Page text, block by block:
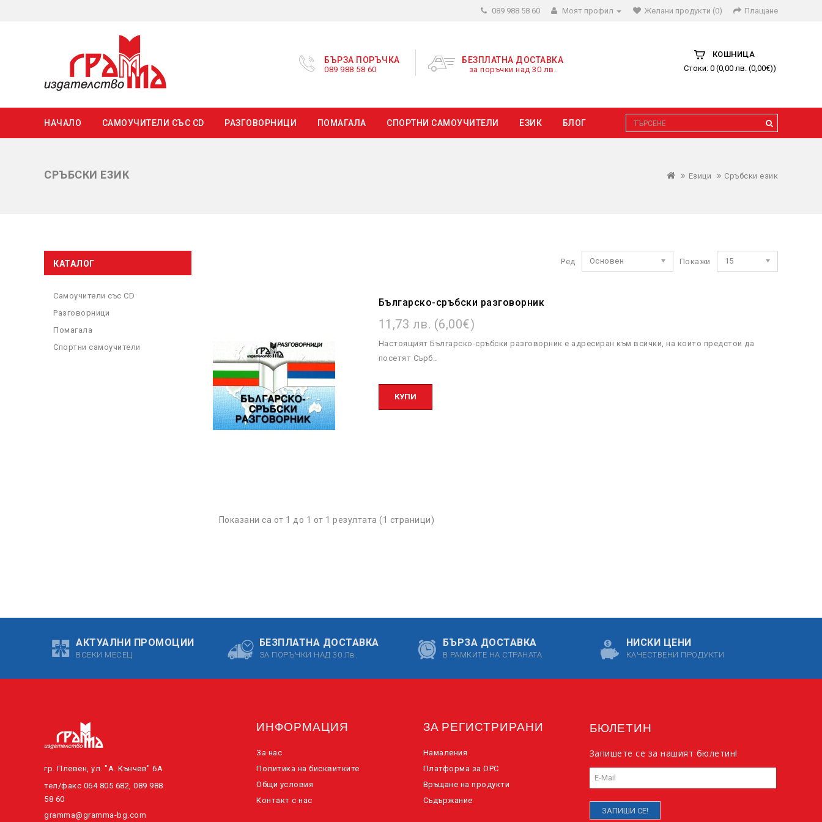
089 988 58 60 Моят профил Желани продукти (0) Плащане
БЪРЗА ПОРЪЧКА
089 988 58 60
БЕЗПЛАТНА ДОСТАВКА
за поръчки над 30 лв.
КОШНИЦА
Стоки: 0 (0,00 лв. (0,00€))
НАЧАЛО САМОУЧИТЕЛИ СЪС CD РАЗГОВОРНИЦИ ПОМАГАЛА СПОРТНИ САМОУЧИТЕЛИ ЕЗИК БЛОГ
СРЪБСКИ ЕЗИК Езици Сръбски език
КАТАЛОГ
Самоучители със CD
Разговорници
Помагала
Спортни самоучители
Ред Основен Покажи 15
Българско-сръбски разговорник
11,73 лв. (6,00€)
Настоящият Българско-сръбски разговорник е адресиран към всички, на които предстои да
посетят Сърб..
КУПИ
Показани са от 1 до 1 от 1 резултата (1 страници)
АКТУАЛНИ ПРОМОЦИИ
ВСЕКИ МЕСЕЦ
БЕЗПЛАТНА ДОСТАВКА
ЗА ПОРЪЧКИ НАД 30 Лв.
БЪРЗА ДОСТАВКА
В РАМКИТЕ НА СТРАНАТА
НИСКИ ЦЕНИ
КАЧЕСТВЕНИ ПРОДУКТИ
гр. Плевен, ул. "А. Кънчев" 6А
тел/факс 064 805 682, 089 988
58 60
gramma@gramma-bg.com
ИНФОРМАЦИЯ
За нас
Политика на бисквитките
Общи условия
Контакт с нас
ЗА РЕГИСТРИРАНИ
Намаления
Платформа за ОРС
Връщане на продукти
Съдържание
БЮЛЕТИН
Запишете се за нашият бюлетин!
ЗАПИШИ СЕ!